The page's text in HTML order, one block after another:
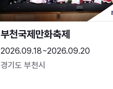
부천국제만화축제
2026.09.18~2026.09.20
경기도 부천시